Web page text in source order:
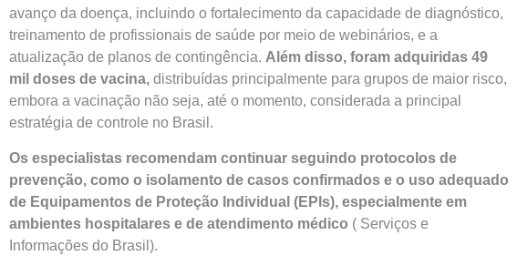
avanço da doença, incluindo o fortalecimento da capacidade de diagnóstico,
treinamento de profissionais de saúde por meio de webinários, e a
atualização de planos de contingência. Além disso, foram adquiridas 49
mil doses de vacina, distribuídas principalmente para grupos de maior risco,
embora a vacinação não seja, até o momento, considerada a principal
estratégia de controle no Brasil.
Os especialistas recomendam continuar seguindo protocolos de
prevenção, como o isolamento de casos confirmados e o uso adequado
de Equipamentos de Proteção Individual (EPIs), especialmente em
ambientes hospitalares e de atendimento médico​ ( Serviços e
Informações do Brasil)​.